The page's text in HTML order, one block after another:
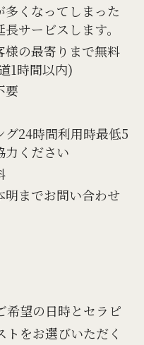
くなってしまった
サービスします。
の最寄りまで無料
1時間以内)
要
24時間利用時最低5
力ください
明までお問い合わせ
希望の日時とセラピ
トをお選びいただく